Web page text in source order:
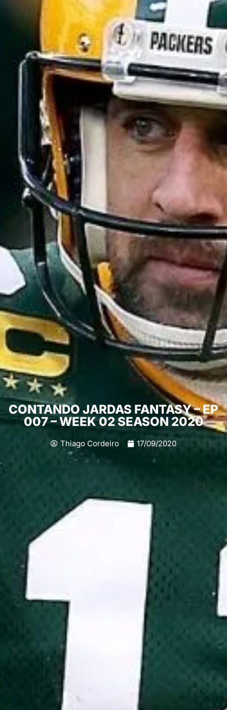
CONTANDO JARDAS FANTASY – EP
007 – WEEK 02 SEASON 2020
Thiago Cordeiro 17/09/2020